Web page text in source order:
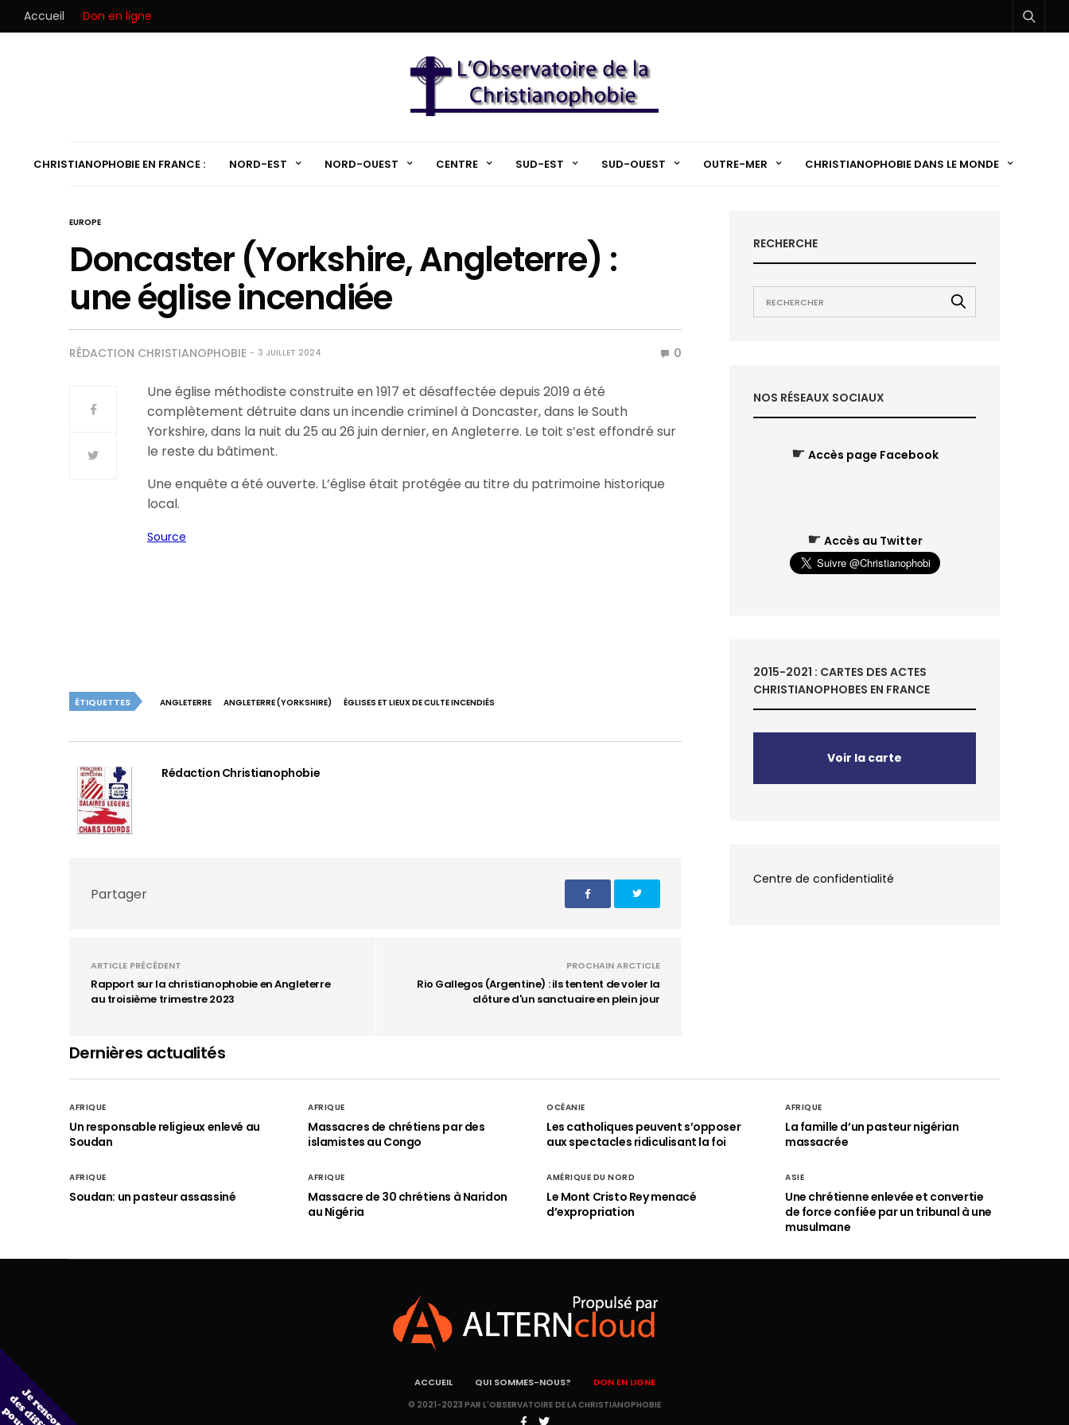
Accueil Don en ligne
CHRISTIANOPHOBIE EN FRANCE : NORD-EST NORD-OUEST CENTRE SUD-EST SUD-OUEST OUTRE-MER CHRISTIANOPHOBIE DANS LE MONDE
EUROPE
Doncaster (Yorkshire, Angleterre) :
une église incendiée
RÉDACTION CHRISTIANOPHOBIE 3 JUILLET 2024 0
Une église méthodiste construite en 1917 et désaffectée depuis 2019 a été
complètement détruite dans un incendie criminel à Doncaster, dans le South
Yorkshire, dans la nuit du 25 au 26 juin dernier, en Angleterre. Le toit s’est effondré sur
le reste du bâtiment.
Une enquête a été ouverte. L’église était protégée au titre du patrimoine historique
local.
Source
ÉTIQUETTES ANGLETERRE ANGLETERRE (YORKSHIRE) ÉGLISES ET LIEUX DE CULTE INCENDIÉS
Rédaction Christianophobie
Partager
ARTICLE PRÉCÉDENT
Rapport sur la christianophobie en Angleterre
au troisième trimestre 2023
PROCHAIN ARCTICLE
Rio Gallegos (Argentine) : ils tentent de voler la
clôture d'un sanctuaire en plein jour
RECHERCHE
NOS RÉSEAUX SOCIAUX
☛ Accès page Facebook
☛ Accès au Twitter
2015-2021 : CARTES DES ACTES
CHRISTIANOPHOBES EN FRANCE
Voir la carte
Centre de confidentialité
Dernières actualités
AFRIQUE
Un responsable religieux enlevé au
Soudan
AFRIQUE
Massacres de chrétiens par des
islamistes au Congo
OCÉANIE
Les catholiques peuvent s’opposer
aux spectacles ridiculisant la foi
AFRIQUE
La famille d’un pasteur nigérian
massacrée
AFRIQUE
Soudan: un pasteur assassiné
AFRIQUE
Massacre de 30 chrétiens à Naridon
au Nigéria
AMÉRIQUE DU NORD
Le Mont Cristo Rey menacé
d’expropriation
ASIE
Une chrétienne enlevée et convertie
de force confiée par un tribunal à une
musulmane
ACCUEIL QUI SOMMES-NOUS? DON EN LIGNE
© 2021-2023 PAR L'OBSERVATOIRE DE LA CHRISTIANOPHOBIE